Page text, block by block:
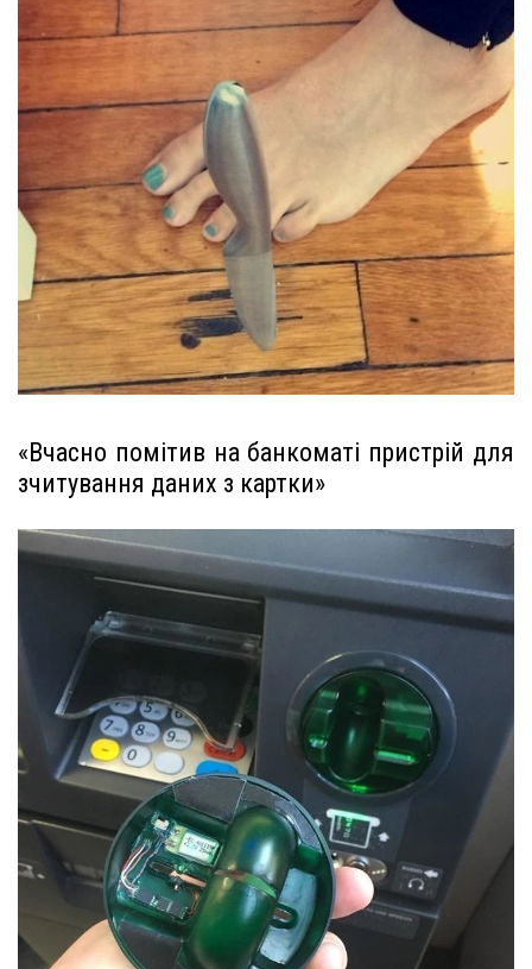
«Вчасно помітив на банкоматі пристрій для
зчитування даних з картки»